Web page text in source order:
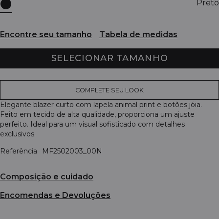
Preto
Encontre seu tamanho Tabela de medidas
SELECIONAR TAMANHO
COMPLETE SEU LOOK
Elegante blazer curto com lapela animal print e botões jóia.
Feito em tecido de alta qualidade, proporciona um ajuste
perfeito. Ideal para um visual sofisticado com detalhes
exclusivos.
Referência
MF2502003_00N
Composição e cuidado
Encomendas e Devoluções